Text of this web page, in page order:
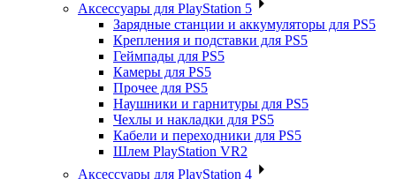
Аксессуары для PlayStation 5
Зарядные станции и аккумуляторы для PS5
Крепления и подставки для PS5
Геймпады для PS5
Камеры для PS5
Прочее для PS5
Наушники и гарнитуры для PS5
Чехлы и накладки для PS5
Кабели и переходники для PS5
Шлем PlayStation VR2
Аксессуары для PlayStation 4